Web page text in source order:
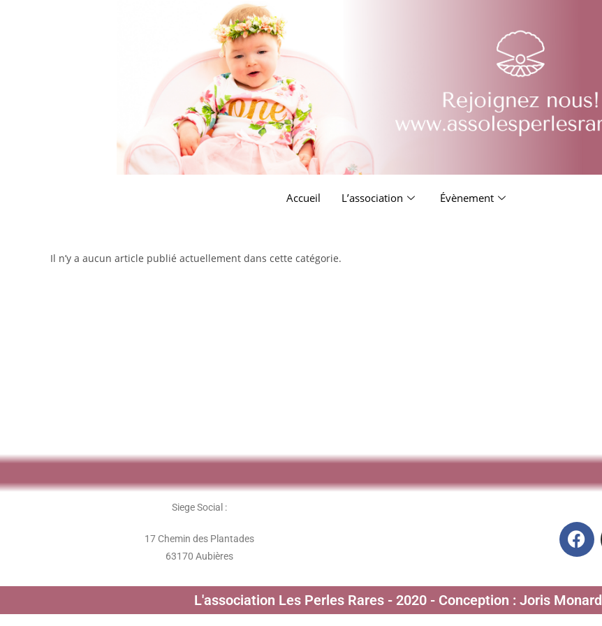
Accueil L’association Évènement
Il n’y a aucun article publié actuellement dans cette catégorie.
Siege Social :
17 Chemin des Plantades
63170 Aubières
L'association Les Perles Rares - 2020 - Conception : Joris Monard